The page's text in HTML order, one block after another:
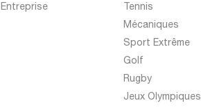
Entreprise
Tennis
Mécaniques
Sport Extrême
Golf
Rugby
Jeux Olympiques